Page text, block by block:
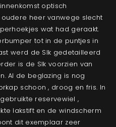
optisch
heer vanwege slecht
wat had geraakt.
tot in de puntjes in
werd de Slk gedetailleerd
is de Slk voorzien van
Al de beglazing is nog
schoon , droog en fris. In
reservewiel ,
lakstift en de windscherm
dit exemplaar zeer